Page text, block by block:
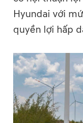
Hyundai với
quyền lợi hấp